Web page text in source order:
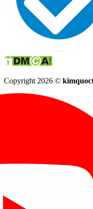
Copyright 2026 ©